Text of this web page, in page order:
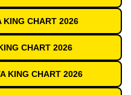
KING CHART 2026
CHART 2026
KING CHART 2026